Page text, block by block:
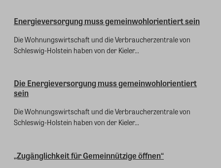
Energieversorgung muss gemeinwohlorientiert sein
Die Wohnungswirtschaft und die Verbraucherzentrale von
Schleswig-Holstein haben von der Kieler...
Die Energieversorgung muss gemeinwohlorientiert
sein
Die Wohnungswirtschaft und die Verbraucherzentrale von
Schleswig-Holstein haben von der Kieler...
„Zugänglichkeit für Gemeinnützige öffnen“